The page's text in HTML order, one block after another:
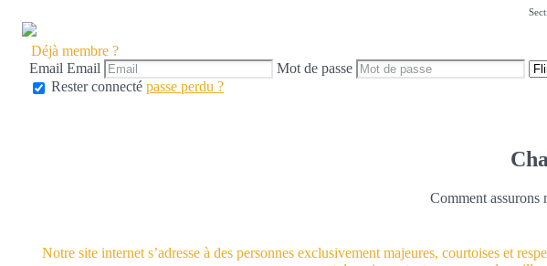
Déjà membre ?
Email Email Mot de passe
Rester connecté passe perdu ?
Comment assurons
Notre site internet s’adresse à des personnes exclusivement majeures, courtoises et